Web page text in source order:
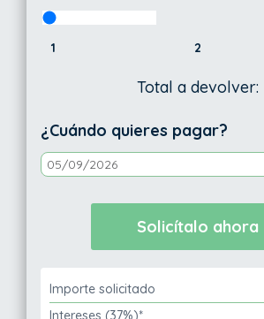
1 2
Total a devolver:
¿Cuándo quieres pagar?
Importe solicitado
Intereses (37%)*